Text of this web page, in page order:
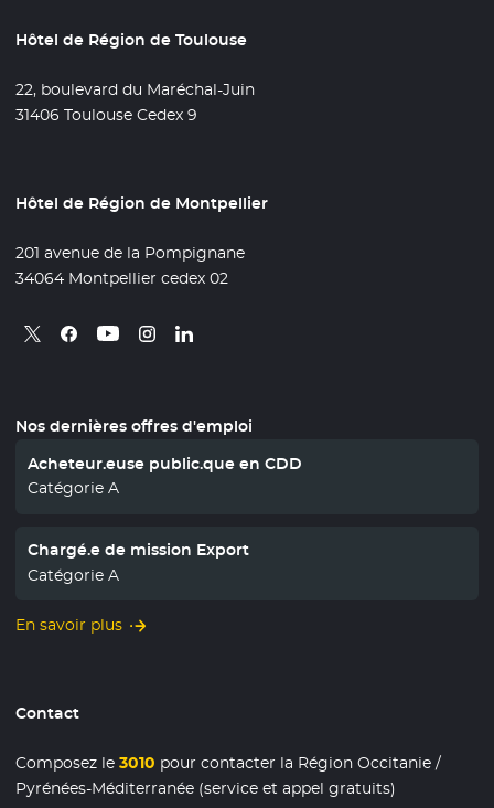
Hôtel de Région de Toulouse
22, boulevard du Maréchal-Juin
31406 Toulouse Cedex 9
Hôtel de Région de Montpellier
201 avenue de la Pompignane
34064 Montpellier cedex 02
Retrouvez nous sur X
- Nouvelle fenêtre
Retrouvez nous sur Facebook
- Nouvelle fenêtre
Retrouvez nous sur Youtube
- Nouvelle fenêtre
Retrouvez nous sur Instagram
- Nouvelle fenêtre
Retrouvez nous sur Linkedin
- Nouvelle fenêtre
Nos dernières offres d'emploi
Acheteur.euse public.que en CDD
Catégorie A
Chargé.e de mission Export
Catégorie A
En savoir plus
Contact
Composez le3010 pour contacter la Région Occitanie /
Pyrénées-Méditerranée (service et appel gratuits)